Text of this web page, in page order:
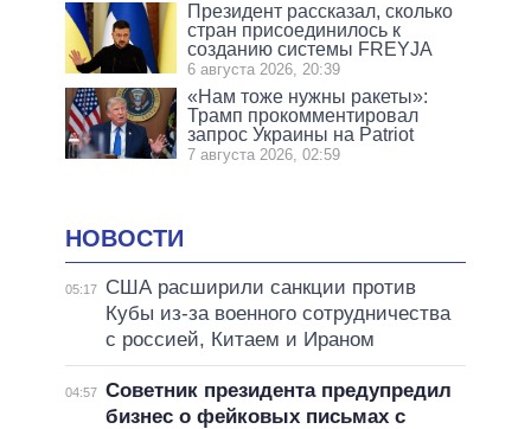
Президент рассказал, сколько
стран присоединилось к
созданию системы FREYJA
6 августа 2026, 20:39
«Нам тоже нужны ракеты»:
Трамп прокомментировал
запрос Украины на Patriot
7 августа 2026, 02:59
НОВОСТИ
05:17
США расширили санкции против
Кубы из-за военного сотрудничества
с россией, Китаем и Ираном
04:57 Советник президента предупредил
бизнес о фейковых письмах с